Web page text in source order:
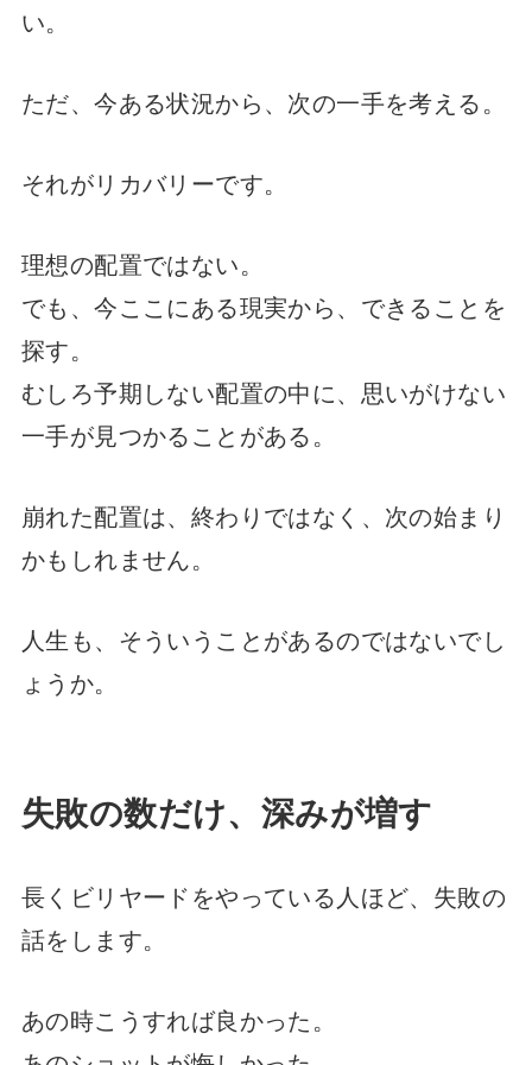
い。
ただ、今ある状況から、次の一手を考える。
それがリカバリーです。
理想の配置ではない。
でも、今ここにある現実から、できることを
探す。
むしろ予期しない配置の中に、思いがけない
一手が見つかることがある。
崩れた配置は、終わりではなく、次の始まり
かもしれません。
人生も、そういうことがあるのではないでし
ょうか。
失敗の数だけ、深みが増す
長くビリヤードをやっている人ほど、失敗の
話をします。
あの時こうすれば良かった。